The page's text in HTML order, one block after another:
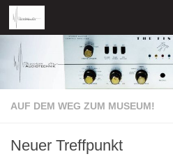
Zum Inhalt springen
AUF DEM WEG ZUM MUSEUM!
Neuer Treffpunkt